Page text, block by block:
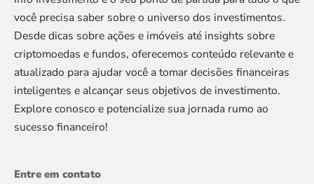
você precisa saber sobre o universo dos investimentos.
Desde dicas sobre ações e imóveis até insights sobre
criptomoedas e fundos, oferecemos conteúdo relevante e
atualizado para ajudar você a tomar decisões financeiras
inteligentes e alcançar seus objetivos de investimento.
Explore conosco e potencialize sua jornada rumo ao
sucesso financeiro!
Entre em contato